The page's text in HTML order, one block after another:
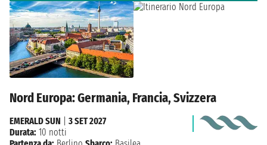
Nord Europa: Germania, Francia, Svizzera
EMERALD SUN
3 SET 2027
Durata: 10 notti